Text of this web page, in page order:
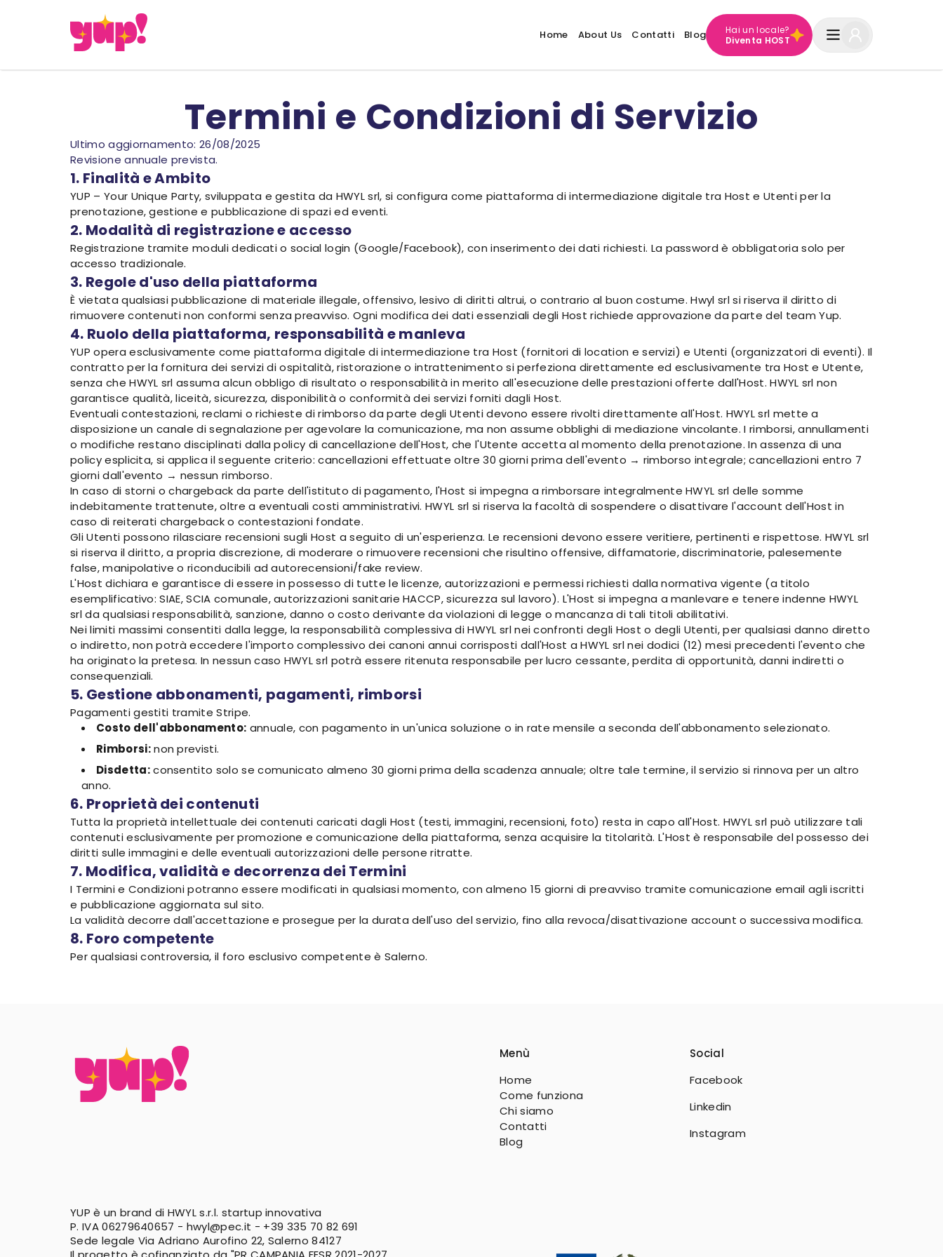
Home About Us Contatti Blog
Hai un locale?
Diventa HOST
Termini e Condizioni di Servizio
Ultimo aggiornamento: 26/08/2025
Revisione annuale prevista.
1. Finalità e Ambito
YUP – Your Unique Party, sviluppata e gestita da HWYL srl, si configura come piattaforma di intermediazione digitale tra Host e Utenti per la
prenotazione, gestione e pubblicazione di spazi ed eventi.
2. Modalità di registrazione e accesso
Registrazione tramite moduli dedicati o social login (Google/Facebook), con inserimento dei dati richiesti. La password è obbligatoria solo per
accesso tradizionale.
3. Regole d'uso della piattaforma
È vietata qualsiasi pubblicazione di materiale illegale, offensivo, lesivo di diritti altrui, o contrario al buon costume. Hwyl srl si riserva il diritto di
rimuovere contenuti non conformi senza preavviso. Ogni modifica dei dati essenziali degli Host richiede approvazione da parte del team Yup.
4. Ruolo della piattaforma, responsabilità e manleva
YUP opera esclusivamente come piattaforma digitale di intermediazione tra Host (fornitori di location e servizi) e Utenti (organizzatori di eventi). Il
contratto per la fornitura dei servizi di ospitalità, ristorazione o intrattenimento si perfeziona direttamente ed esclusivamente tra Host e Utente,
senza che HWYL srl assuma alcun obbligo di risultato o responsabilità in merito all'esecuzione delle prestazioni offerte dall'Host. HWYL srl non
garantisce qualità, liceità, sicurezza, disponibilità o conformità dei servizi forniti dagli Host.
Eventuali contestazioni, reclami o richieste di rimborso da parte degli Utenti devono essere rivolti direttamente all'Host. HWYL srl mette a
disposizione un canale di segnalazione per agevolare la comunicazione, ma non assume obblighi di mediazione vincolante. I rimborsi, annullamenti
o modifiche restano disciplinati dalla policy di cancellazione dell'Host, che l'Utente accetta al momento della prenotazione. In assenza di una
policy esplicita, si applica il seguente criterio: cancellazioni effettuate oltre 30 giorni prima dell'evento → rimborso integrale; cancellazioni entro 7
giorni dall'evento → nessun rimborso.
In caso di storni o chargeback da parte dell'istituto di pagamento, l'Host si impegna a rimborsare integralmente HWYL srl delle somme
indebitamente trattenute, oltre a eventuali costi amministrativi. HWYL srl si riserva la facoltà di sospendere o disattivare l'account dell'Host in
caso di reiterati chargeback o contestazioni fondate.
Gli Utenti possono rilasciare recensioni sugli Host a seguito di un'esperienza. Le recensioni devono essere veritiere, pertinenti e rispettose. HWYL srl
si riserva il diritto, a propria discrezione, di moderare o rimuovere recensioni che risultino offensive, diffamatorie, discriminatorie, palesemente
false, manipolative o riconducibili ad autorecensioni/fake review.
L'Host dichiara e garantisce di essere in possesso di tutte le licenze, autorizzazioni e permessi richiesti dalla normativa vigente (a titolo
esemplificativo: SIAE, SCIA comunale, autorizzazioni sanitarie HACCP, sicurezza sul lavoro). L'Host si impegna a manlevare e tenere indenne HWYL
srl da qualsiasi responsabilità, sanzione, danno o costo derivante da violazioni di legge o mancanza di tali titoli abilitativi.
Nei limiti massimi consentiti dalla legge, la responsabilità complessiva di HWYL srl nei confronti degli Host o degli Utenti, per qualsiasi danno diretto
o indiretto, non potrà eccedere l'importo complessivo dei canoni annui corrisposti dall'Host a HWYL srl nei dodici (12) mesi precedenti l'evento che
ha originato la pretesa. In nessun caso HWYL srl potrà essere ritenuta responsabile per lucro cessante, perdita di opportunità, danni indiretti o
consequenziali.
5. Gestione abbonamenti, pagamenti, rimborsi
Pagamenti gestiti tramite Stripe.
Costo dell'abbonamento: annuale, con pagamento in un'unica soluzione o in rate mensile a seconda dell'abbonamento selezionato.
Rimborsi:non previsti.
Disdetta:consentito solo se comunicato almeno 30 giorni prima della scadenza annuale; oltre tale termine, il servizio si rinnova per un altro
anno.
6. Proprietà dei contenuti
Tutta la proprietà intellettuale dei contenuti caricati dagli Host (testi, immagini, recensioni, foto) resta in capo all'Host. HWYL srl può utilizzare tali
contenuti esclusivamente per promozione e comunicazione della piattaforma, senza acquisire la titolarità. L'Host è responsabile del possesso dei
diritti sulle immagini e delle eventuali autorizzazioni delle persone ritratte.
7. Modifica, validità e decorrenza dei Termini
I Termini e Condizioni potranno essere modificati in qualsiasi momento, con almeno 15 giorni di preavviso tramite comunicazione email agli iscritti
e pubblicazione aggiornata sul sito.
La validità decorre dall'accettazione e prosegue per la durata dell'uso del servizio, fino alla revoca/disattivazione account o successiva modifica.
8. Foro competente
Per qualsiasi controversia, il foro esclusivo competente è Salerno.
Menù
Home
Come funziona
Chi siamo
Contatti
Blog
Social
Facebook
Linkedin
Instagram
YUP è un brand di HWYL s.r.l. startup innovativa
P. IVA 06279640657 - hwyl@pec.it - +39 335 70 82 691
Sede legale Via Adriano Aurofino 22, Salerno 84127